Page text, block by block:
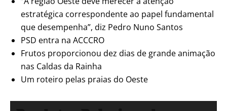
estratégica correspondente ao papel fundamental
que desempenha”, diz Pedro Nuno Santos
PSD entra na ACCCRO
Frutos proporcionou dez dias de grande animação
nas Caldas da Rainha
Um roteiro pelas praias do Oeste